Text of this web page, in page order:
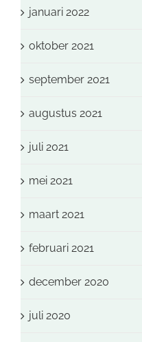
januari 2022
oktober 2021
september 2021
augustus 2021
juli 2021
mei 2021
maart 2021
februari 2021
december 2020
juli 2020